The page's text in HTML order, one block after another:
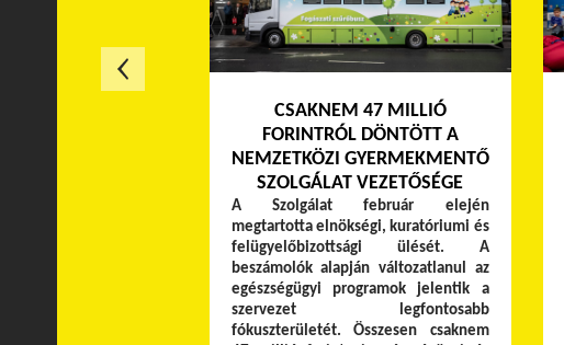
CSAKNEM 47 MILLIÓ
FORINTRÓL DÖNTÖTT A
NEMZETKÖZI GYERMEKMENTŐ
SZOLGÁLAT VEZETŐSÉGE
A Szolgálat február elején
megtartotta elnökségi, kuratóriumi és
felügyelőbizottsági ülését. A
beszámolók alapján változatlanul az
egészségügyi programok jelentik a
szervezet legfontosabb
fókuszterületét. Összesen csaknem